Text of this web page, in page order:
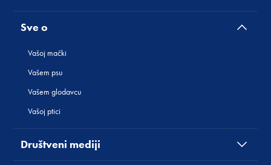
Sve o
Vašoj mački
Vašem psu
Vašem glodavcu
Vašoj ptici
Društveni mediji